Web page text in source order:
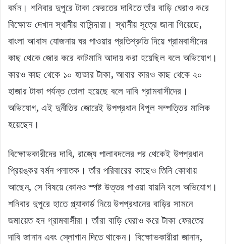
বর্মন। শনিবার দুপুরে টাকা ফেরতের দাবিতে তাঁর বাড়ি ঘেরাও করে
বিক্ষোভ দেখান স্থানীয় বাসিন্দারা। স্থানীয় সূত্রে জানা গিয়েছে,
বাংলা আবাস যোজনায় ঘর পাওয়ার প্রতিশ্রুতি দিয়ে গ্রামবাসীদের
কাছ থেকে জোর করে কাটমানি আদায় করা হয়েছিল বলে অভিযোগ।
কারও কাছ থেকে ১০ হাজার টাকা, আবার কারও কাছ থেকে ২০
হাজার টাকা পর্যন্ত তোলা হয়েছে বলে দাবি গ্রামবাসীদের।
অভিযোগ, এই দুর্নীতির জোরেই উপপ্রধান বিপুল সম্পত্তির মালিক
হয়েছেন।
বিক্ষোভকারীদের দাবি, রাজ্যে পালাবদলের পর থেকেই উপপ্রধান
প্রিয়ঙ্কর বর্মন পলাতক। তাঁর পরিবারের কাছেও তিনি কোথায়
আছেন, সে বিষয়ে কোনও স্পষ্ট উত্তর পাওয়া যায়নি বলে অভিযোগ।
শনিবার দুপুরে হাতে প্ল্যাকার্ড নিয়ে উপপ্রধানের বাড়ির সামনে
জমায়েত হন গ্রামবাসীরা। তাঁরা বাড়ি ঘেরাও করে টাকা ফেরতের
দাবি জানান এবং স্লোগান দিতে থাকেন। বিক্ষোভকারীরা জানান,